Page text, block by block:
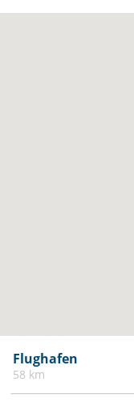
Flughafen
58 km